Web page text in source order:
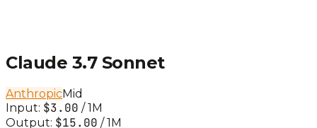
Claude 3.7 Sonnet
AnthropicMid
Input: $3.00 / 1M
Output: $15.00 / 1M